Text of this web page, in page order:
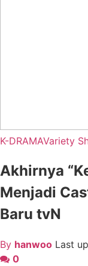
K-DRAMAVariety
Akhirnya
Menjadi
Baru tvN
By hanwoo Last
0